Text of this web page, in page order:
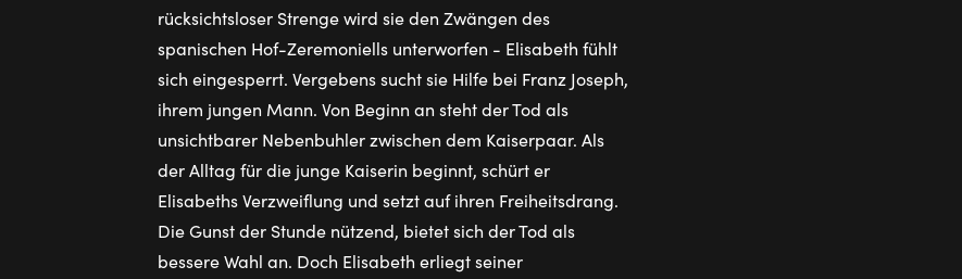
rücksichtsloser Strenge wird sie den Zwängen des
spanischen Hof-Zeremoniells unterworfen - Elisabeth fühlt
sich eingesperrt. Vergebens sucht sie Hilfe bei Franz Joseph,
ihrem jungen Mann. Von Beginn an steht der Tod als
unsichtbarer Nebenbuhler zwischen dem Kaiserpaar. Als
der Alltag für die junge Kaiserin beginnt, schürt er
Elisabeths Verzweiflung und setzt auf ihren Freiheitsdrang.
Die Gunst der Stunde nützend, bietet sich der Tod als
bessere Wahl an. Doch Elisabeth erliegt seiner